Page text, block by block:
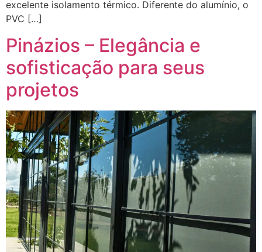
excelente isolamento térmico. Diferente do alumínio, o
PVC […]
Pinázios – Elegância e
sofisticação para seus
projetos